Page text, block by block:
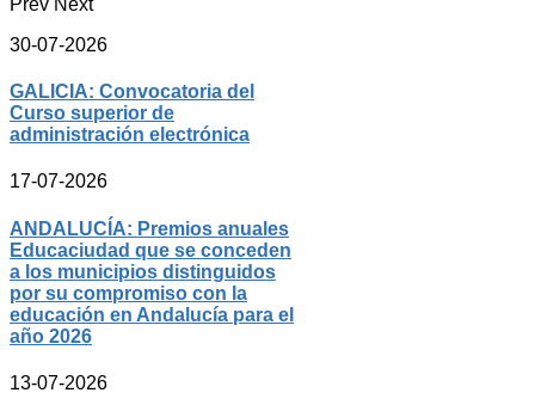
30-07-2026
GALICIA: Convocatoria del
Curso superior de
administración electrónica
17-07-2026
ANDALUCÍA: Premios anuales
Educaciudad que se conceden
a los municipios distinguidos
por su compromiso con la
educación en Andalucía para el
año 2026
13-07-2026